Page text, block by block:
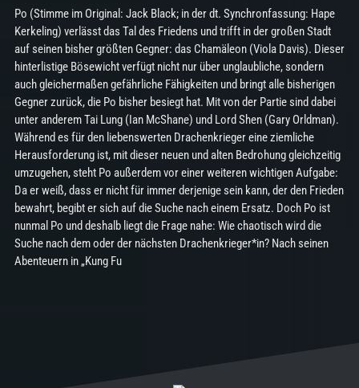
Po (Stimme im Original: Jack Black; in der dt. Synchronfassung: Hape
Kerkeling) verlässt das Tal des Friedens und trifft in der großen Stadt
auf seinen bisher größten Gegner: das Chamäleon (Viola Davis). Dieser
hinterlistige Bösewicht verfügt nicht nur über unglaubliche, sondern
auch gleichermaßen gefährliche Fähigkeiten und bringt alle bisherigen
Gegner zurück, die Po bisher besiegt hat. Mit von der Partie sind dabei
unter anderem Tai Lung (Ian McShane) und Lord Shen (Gary Orldman).
Während es für den liebenswerten Drachenkrieger eine ziemliche
Herausforderung ist, mit dieser neuen und alten Bedrohung gleichzeitig
umzugehen, steht Po außerdem vor einer weiteren wichtigen Aufgabe:
Da er weiß, dass er nicht für immer derjenige sein kann, der den Frieden
bewahrt, begibt er sich auf die Suche nach einem Ersatz. Doch Po ist
nunmal Po und deshalb liegt die Frage nahe: Wie chaotisch wird die
Suche nach dem oder der nächsten Drachenkrieger*in? Nach seinen
Abenteuern in „Kung Fu